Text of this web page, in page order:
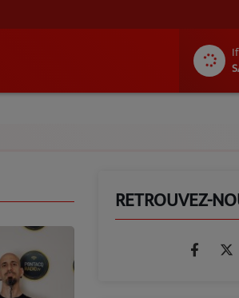
RETROUVEZ-